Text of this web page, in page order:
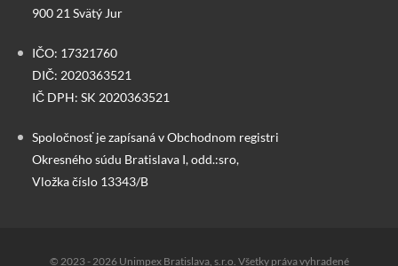
900 21 Svätý Jur
IČO: 17321760
DIČ: 2020363521
IČ DPH: SK 2020363521
Spoločnosť je zapísaná v Obchodnom registri
Okresného súdu Bratislava I, odd.:sro,
Vložka číslo 13343/B
© 2023 - 2026 Unimpex Bratislava, s.r.o. Všetky práva vyhradené